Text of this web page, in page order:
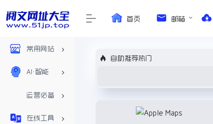
常用网站
AI•智能
运营必备
在线工具
首页 邮箱
自助推荐热门